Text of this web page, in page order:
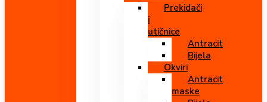
Prekidači
i
utičnice
Antracit
Bijela
Okviri
Antracit
maske